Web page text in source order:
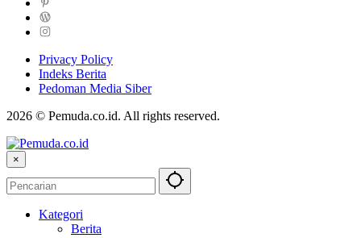
Privacy Policy
Indeks Berita
Pedoman Media Siber
2026 © Pemuda.co.id. All rights reserved.
×
Kategori
Berita